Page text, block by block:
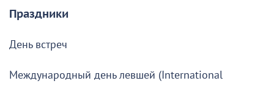
Праздники
День встреч
Международный день левшей (International